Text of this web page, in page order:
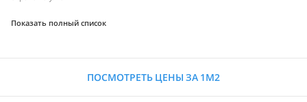
Показать полный список
ПОСМОТРЕТЬ ЦЕНЫ ЗА 1М2